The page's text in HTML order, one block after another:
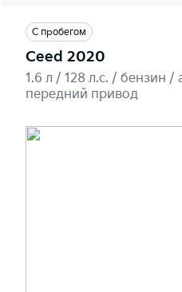
С пробегом
Ceed 2020
1.6 л / 128 л.c. / бензин /
передний привод